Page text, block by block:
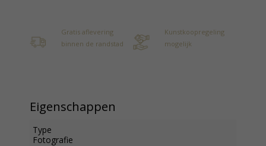
Gratis aflevering
binnen de randstad
Kunstkoopregeling
mogelijk
Eigenschappen
Type
Fotografie